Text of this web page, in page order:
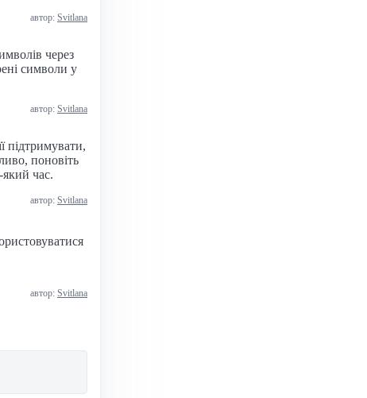
автор: Svitlana
через
символи у
автор: Svitlana
підтримувати,
поновіть
час.
автор: Svitlana
автор: Svitlana